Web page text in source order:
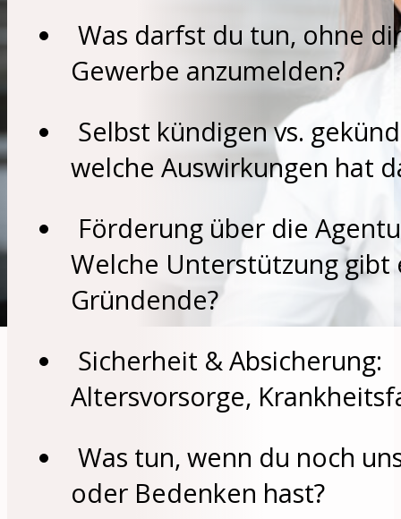
Was darfst du tun, ohne
Gewerbe anzumelden?
Selbst kündigen vs.
welche Auswirkungen hat
Förderung über die
Welche Unterstützung gibt
Gründende?
Sicherheit & Absicherung:
Altersvorsorge,
Was tun, wenn du noch
oder Bedenken hast?